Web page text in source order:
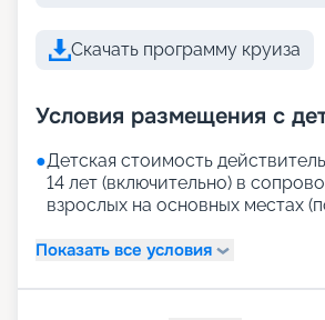
Скачать программу круиза
Условия размещения с
●Детская стоимость
14 лет (включительно) в
взрослых на основных местах
Показать все условия